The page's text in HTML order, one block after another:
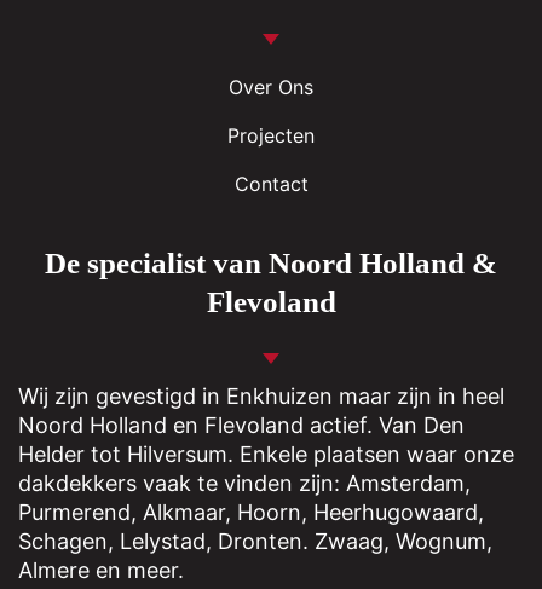
Over Ons
Projecten
Contact
De specialist van Noord Holland &
Flevoland
Wij zijn gevestigd in Enkhuizen maar zijn in heel
Noord Holland en Flevoland actief. Van Den
Helder tot Hilversum. Enkele plaatsen waar onze
dakdekkers vaak te vinden zijn: Amsterdam,
Purmerend, Alkmaar, Hoorn, Heerhugowaard,
Schagen, Lelystad, Dronten. Zwaag, Wognum,
Almere en meer.